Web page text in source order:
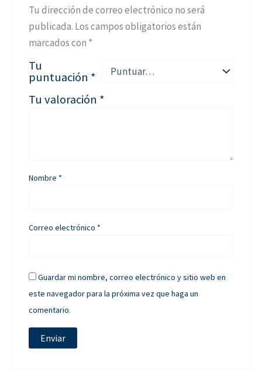
Tu dirección de correo electrónico no será
publicada. Los campos obligatorios están
marcados con *
Tu
puntuación *
Tu valoración *
Nombre *
Correo electrónico *
Guardar mi nombre, correo electrónico y sitio web en
este navegador para la próxima vez que haga un
comentario.